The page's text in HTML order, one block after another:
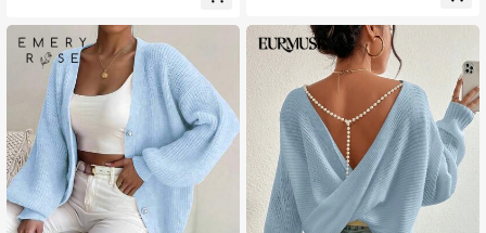
uotidien, Bureau, Rendez-vous